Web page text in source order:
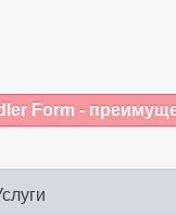
Form -